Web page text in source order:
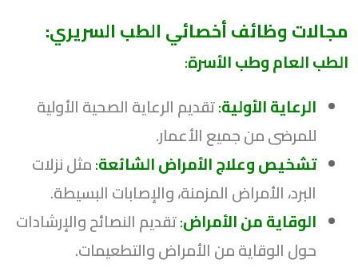
مجالات وظائف أخصائي الطب السريري:
الطب العام وطب الأسرة:
الرعاية الأولية:تقديم الرعاية الصحية الأولية
للمرضى من جميع الأعمار.
تشخيص وعلاج الأمراض الشائعة:مثل نزلات
البرد، الأمراض المزمنة، والإصابات البسيطة.
الوقاية من الأمراض:تقديم النصائح والإرشادات
حول الوقاية من الأمراض والتطعيمات.